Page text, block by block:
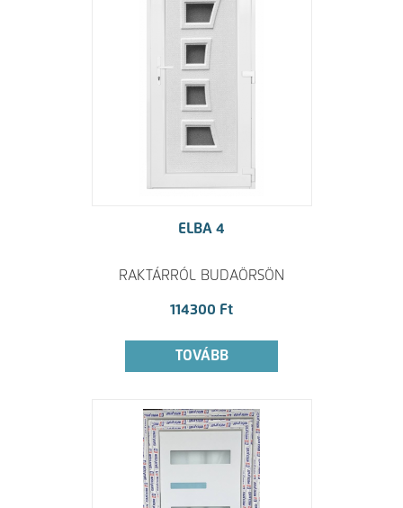
ELBA 4
RAKTÁRRÓL BUDAÖRSÖN
114300 Ft
TOVÁBB